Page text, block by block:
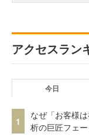
アクセスラン
今日
1
なぜ「お客様
析の巨匠フェ